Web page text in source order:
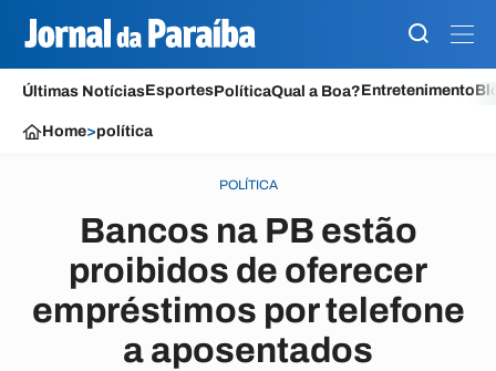
Últimas NotíciasEsportesPolíticaQual a Boa?Entretenimento
Home>política
POLÍTICA
Bancos na PB estão
proibidos de oferecer
empréstimos por telefone
a aposentados